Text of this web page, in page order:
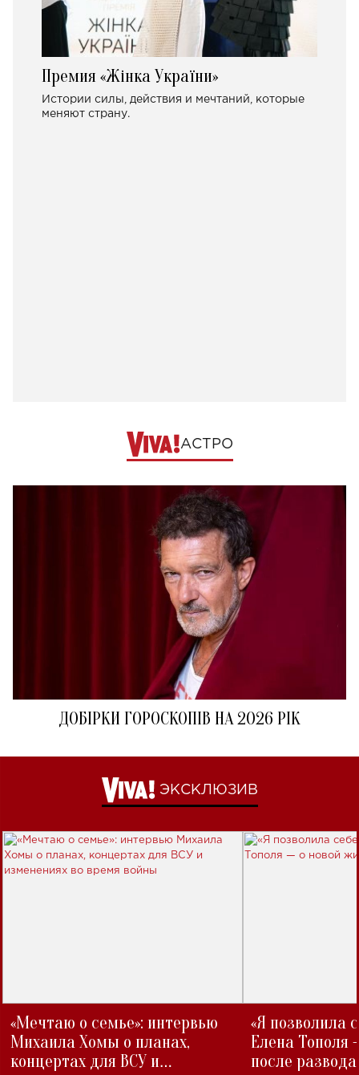
Премия «Жінка України»
Истории силы, действия и мечтаний, которые
меняют страну.
АСТРО
ДОБІРКИ ГОРОСКОПІВ НА 2026 РІК
ЭКСКЛЮЗИВ
«Мечтаю о семье»: интервью
Михаила Хомы о планах,
концертах для ВСУ и
«Я позволила
Елена Тополя
после развода